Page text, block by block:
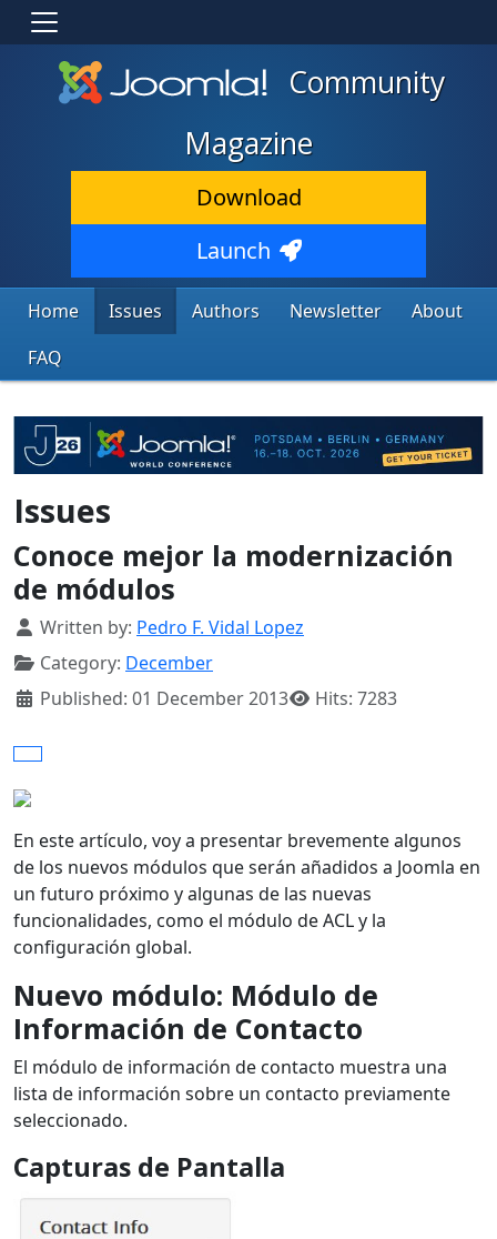
Community
Magazine
Download
Launch
Home Issues Authors Newsletter
About
FAQ
Issues
Conoce mejor la modernización
de módulos
Details
Written by: Pedro F. Vidal Lopez
Category: December
Published: 01 December 2013
Hits: 7283
En este artículo, voy a presentar brevemente algunos
de los nuevos módulos que serán añadidos a Joomla en
un futuro próximo y algunas de las nuevas
funcionalidades, como el módulo de ACL y la
configuración global.
Nuevo módulo: Módulo de
Información de Contacto
El módulo de información de contacto muestra una
lista de información sobre un contacto previamente
seleccionado.
Capturas de Pantalla